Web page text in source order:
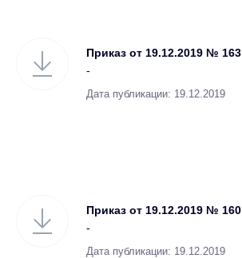
Приказ от 19.12.2019 № 163
-
Дата публикации: 19.12.2019
Приказ от 19.12.2019 № 160
-
Дата публикации: 19.12.2019